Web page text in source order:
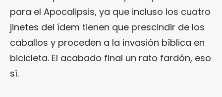
para el Apocalipsis, ya que incluso los cuatro
jinetes del ídem tienen que prescindir de los
caballos y proceden a la invasión bíblica en
bicicleta. El acabado final un rato fardón, eso
sí.